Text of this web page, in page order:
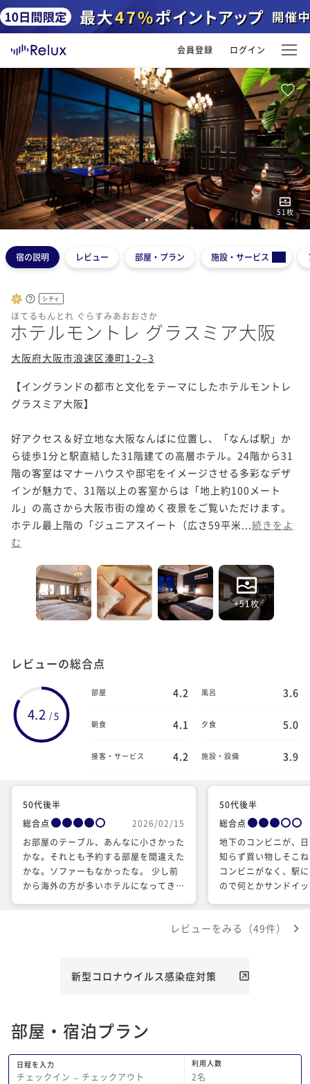
会員登録 ログイン
51 枚
12345
宿の説明 レビュー 部屋・プラン 施設・サービス
シティ
ほてるもんとれ ぐらすみあおおさか
ホテルモントレ グラスミア大阪
大阪府大阪市浪速区湊町1-2−3
【イングランドの都市と文化をテーマにしたホテルモントレ
グラスミア大阪】
好アクセス＆好立地な大阪なんばに位置し、「なんば駅」か
ら徒歩1分と駅直結した31階建ての高層ホテル。24階から31
階の客室はマナーハウスや邸宅をイメージさせる多彩なデザ
インが魅力で、31階以上の客室からは「地上約100メート
ル」の高さから大阪市街の煌めく夜景をご覧いただけます。
ホテル最上階の「ジュニアスイート（広さ59平米... 続きをよ
む
+51枚
レビューの総合点
4.2 /5
部屋 4.2 風呂 3.6
朝食 4.1 夕食 5.0
接客・サービス 4.2 施設・設備 3.9
50代後半
総合点
2026/02/15
お部屋のテーブル、あんなに小さかった
かな。それとも予約する部屋を間違えた
かな。ソファーもなかったな。 少し前
から海外の方が多いホテルになってきま
50代後半
総合点
地下のコンビニが、
知らず買い物しそこ
コンビニがなく、駅
ので何とかサンドイ
レビューをみる（49件）
新型コロナウイルス感染症対策
部屋・宿泊プラン
日程を入力
チェックイン − チェックアウト
利用人数
2名